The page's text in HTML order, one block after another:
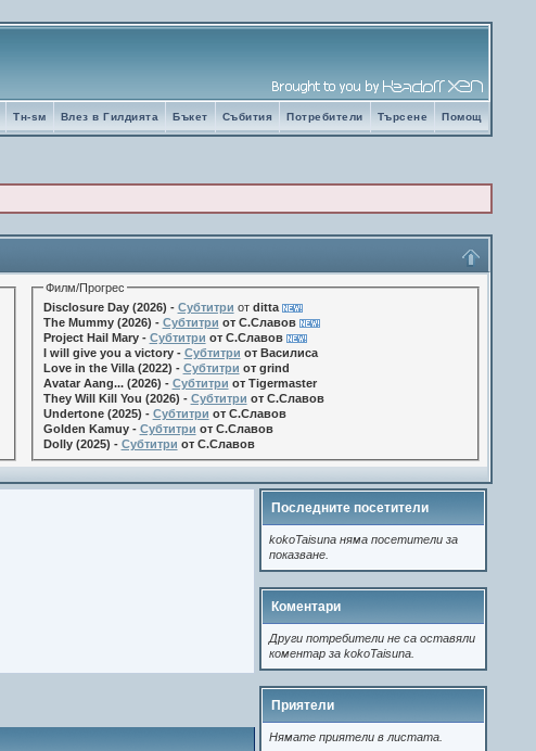
Помощ
Търсене
Потребители
Събития
Бъкет
Влез в Гилдията
Tн-sм
Филм/Прогрес
Disclosure Day (2026) - Субтитри от ditta
The Mummy (2026) - Субтитри от С.Славов
Project Hail Mary - Субтитри от С.Славов
I will give you a victory - Субтитри от Василиса
Love in the Villa (2022) - Субтитри от grind
Avatar Aang... (2026) - Субтитри от Tigermaster
They Will Kill You (2026) - Субтитри от С.Славов
Undertone (2025) - Субтитри от С.Славов
Golden Kamuy - Субтитри от С.Славов
Dolly (2025) - Субтитри от С.Славов
Последните посетители
kokoTaisuna няма посетители за
показване.
Коментари
Други потребители не са оставяли
коментар за kokoTaisuna.
Приятели
Нямате приятели в листата.